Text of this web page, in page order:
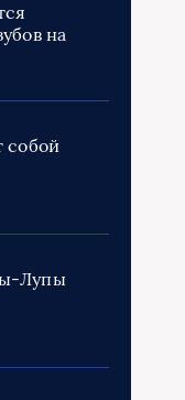
на
собой
Лупы